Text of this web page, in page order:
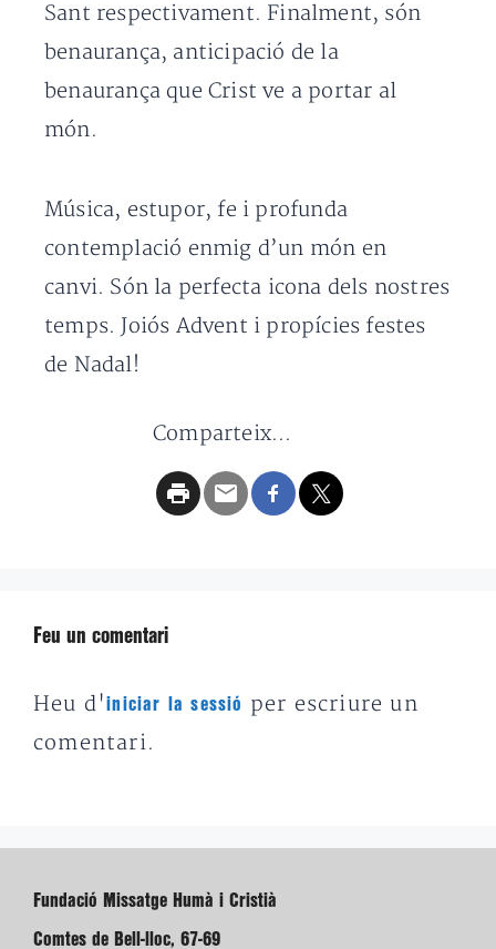
Sant respectivament. Finalment, són
benaurança, anticipació de la
benaurança que Crist ve a portar al
món.
Música, estupor, fe i profunda
contemplació enmig d’un món en
canvi. Són la perfecta icona dels nostres
temps. Joiós Advent i propícies festes
de Nadal!
Comparteix...
Feu un comentari
Heu d'iniciar la sessió
per escriure un
comentari.
Fundació Missatge Humà i Cristià
Comtes de Bell-lloc, 67-69